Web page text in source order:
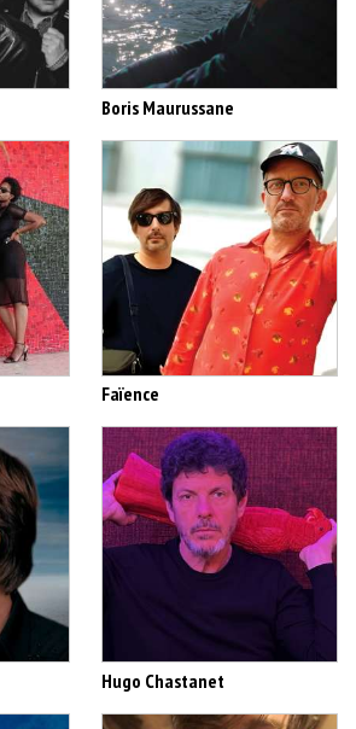
Boris Maurussane
Faïence
Hugo Chastanet